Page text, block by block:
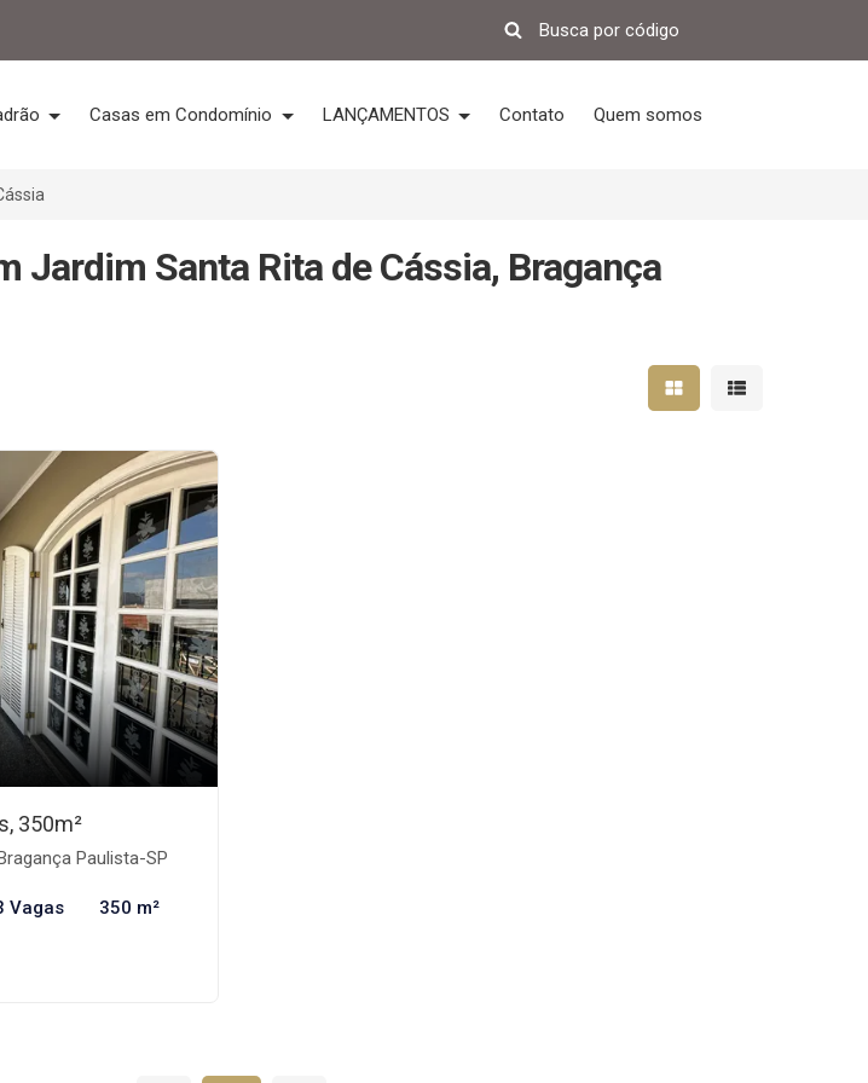
Casas em Condomínio LANÇAMENTOS Contato Quem somos
Jardim Santa Rita de Cássia, Bragança
Mostrar resultados em
Mostrar
350m²
Paulista-SP
Vagas 350 m²